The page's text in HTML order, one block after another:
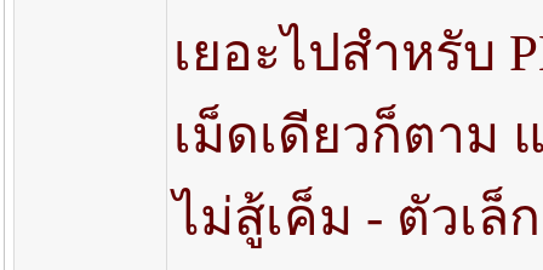
เยอะไปสำหรับ
เม็ดเดียวก็ตาม
ไม่สู้เค็ม - ตัวเล็